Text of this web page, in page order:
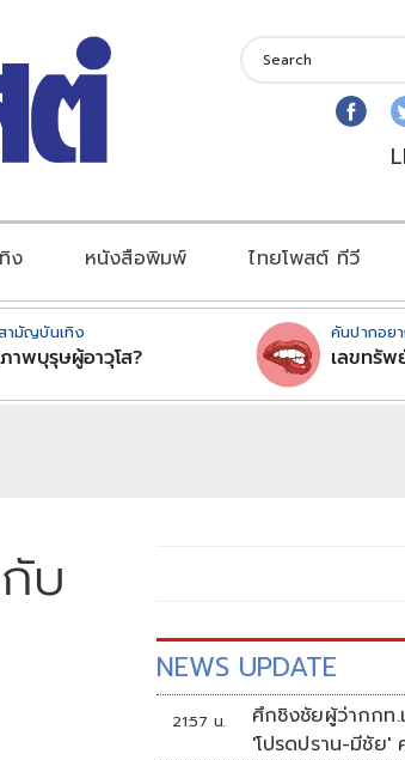
ง หนังสือพิมพ์ ไทยโพสต์ ทีวี
ามัญบันเทิง
าพบุรุษผู้อาวุโส?
คันปากอยา
เลขทรัพ
บ
NEWS UPDATE
21:57 น.
ศึกชิงชัยผู้ว่ากกท
'โปรดปราน-มีชัย